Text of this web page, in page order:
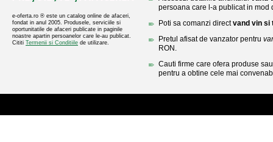
e-oferta.ro ® este un catalog online de afaceri,
fondat in anul 2005. Produsele, serviciile si
oportunitatile de afaceri publicate in paginile
noastre apartin persoanelor care le-au publicat.
Cititi Termenii si Conditiile de utilizare.
persoana care l-a publicat in mod
Poti sa comanzi directvand vin si
Pretul afisat de vanzator pentru
RON.
Cauti firme care ofera produse
pentru a obtine cele mai